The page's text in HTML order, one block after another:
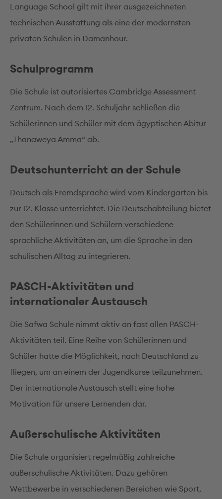
Language School gilt mit ihrer ausgezeichneten
technischen Ausstattung als eine der modernsten
privaten Schulen in Damanhour.
Schulprogramm
Die Schule ist autorisiertes Cambridge Assessment
Zentrum. Nach dem 12. Schuljahr schließen die
Schülerinnen und Schüler mit dem ägyptischen Abitur
„Thanaweya Amma“ ab.
Deutschunterricht an der Schule
Deutsch als Fremdsprache wird vom Kindergarten bis
zur 12. Klasse unterrichtet. Die Deutschabteilung bietet
den Schülerinnen und Schülern verschiedene
sprachliche Aktivitäten an, um die Sprache in den
schulischen Alltag zu integrieren.
PASCH-Aktivitäten und
internationaler Austausch
Die Safwa Schule nimmt aktiv an fast allen PASCH-
Aktivitäten teil. Eine Reihe von Schülerinnen und
Schüler hatte die Möglichkeit, nach Deutschland zu
fliegen, um an einem der Jugendkurse teilzunehmen.
Der internationale Austausch stellt eine hohe
Motivation für unsere Lernenden dar.
Außerschulische Aktivitäten
Die Schule organisiert regelmäßig zahlreiche
außerschulische Aktivitäten. Dazu gehören
Wettbewerbe in verschiedenen Bereichen wie Sport,